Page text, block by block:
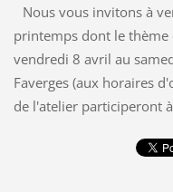
Nous vous invitons à
printemps dont le thème
vendredi 8 avril au
Faverges (aux horaires
de l'atelier participeront